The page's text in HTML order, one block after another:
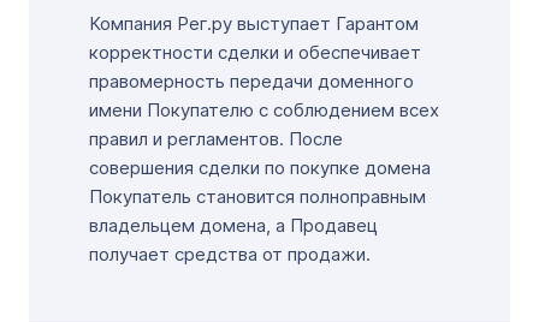
Компания Рег.ру выступает Гарантом
корректности сделки и обеспечивает
правомерность передачи доменного
имени Покупателю с соблюдением всех
правил и регламентов. После
совершения сделки по покупке домена
Покупатель становится полноправным
владельцем домена, а Продавец
получает средства от продажи.